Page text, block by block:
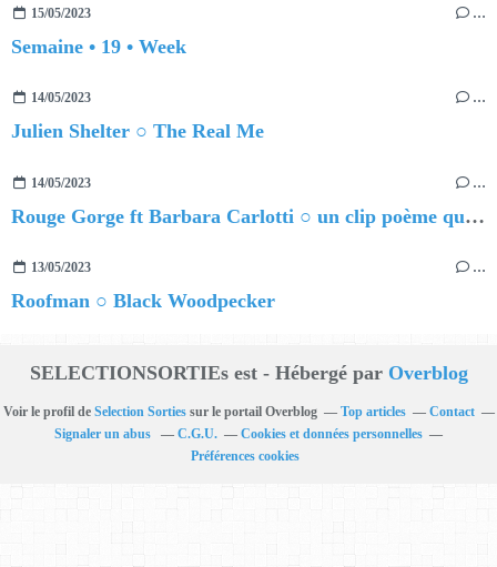
15/05/2023 …
Semaine • 19 • Week
14/05/2023 …
Julien Shelter ○ The Real Me
14/05/2023 …
Rouge Gorge ft Barbara Carlotti ○ un clip poème qui réinvente l'amour
13/05/2023 …
Roofman ○ Black Woodpecker
SELECTIONSORTIEs est - Hébergé par Overblog
Voir le profil de Selection Sortiessur le portail Overblog Top articles
Contact
Signaler un abus
C.G.U.
Cookies et données personnelles
Préférences cookies